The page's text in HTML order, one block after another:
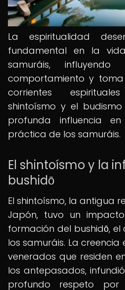
La espiritualidad
fundamental en la
samuráis,
comportamiento y toma
corrientes
shintoísmo y el budismo
profunda influencia
práctica de los samuráis.
El shintoísmo y la
bushidō
El shintoísmo, la antigua
Japón, tuvo un
formación del bushidō,
los samuráis. La creencia
venerados que residen
los antepasados,
profundo respeto